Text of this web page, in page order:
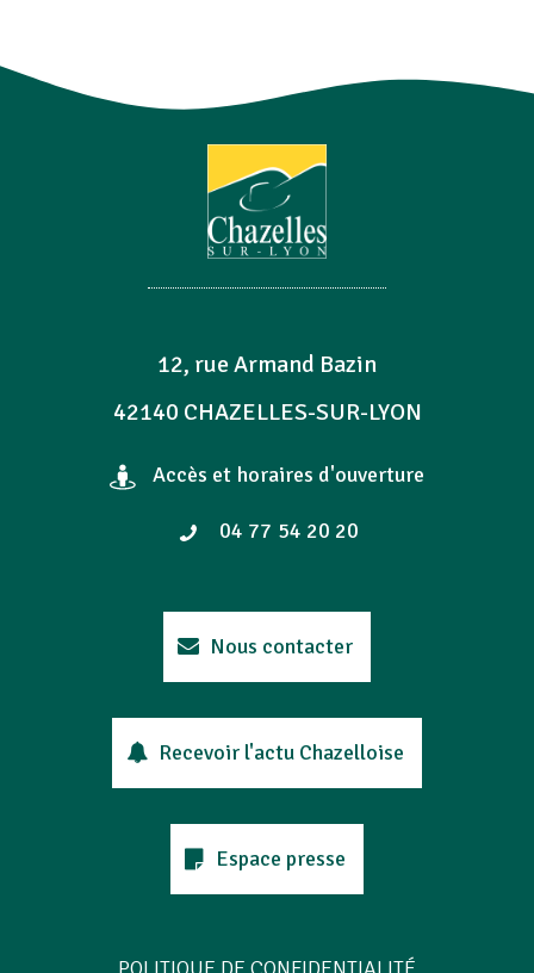
12, rue Armand Bazin
42140 CHAZELLES-SUR-LYON
Accès et horaires d'ouverture
04 77 54 20 20
Nous contacter
Recevoir l'actu Chazelloise
Espace presse